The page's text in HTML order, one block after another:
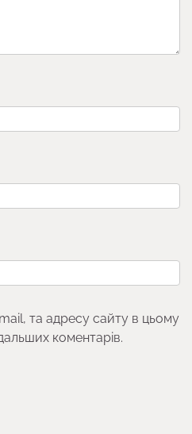
та адресу сайту в цьому
коментарів.